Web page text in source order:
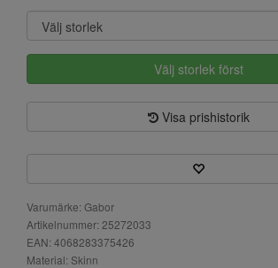
Välj storlek först
Visa prishistorik
Varumärke: Gabor
Artikelnummer: 25272033
EAN: 4068283375426
Material: Skinn